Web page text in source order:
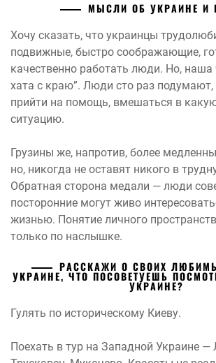
МЫСЛИ ОБ УКРАИНЕ И
Хочу сказать, что украинцы
подвижные, быстро соображающие,
качественно работать люди. Но, наша
хата с краю”. Люди сто раз подумают,
прийти на помощь, вмешаться в
ситуацию.
Грузины же, напротив, более
но, никогда не оставят никого в
Обратная сторона медали — люди
посторонние могут живо
жизнью. Понятие личного
только по наслышке.
РАССКАЖИ О СВОИХ
УКРАИНЕ, ЧТО ПОСОВЕТУЕШЬ
УКРАИНЕ?
Гулять по историческому Киеву.
Поехать в тур на Западной Украине —